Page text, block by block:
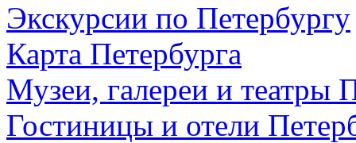
Экскурсии по Петербургу
Карта Петербурга
Музеи, галереи и театры
Гостиницы и отели